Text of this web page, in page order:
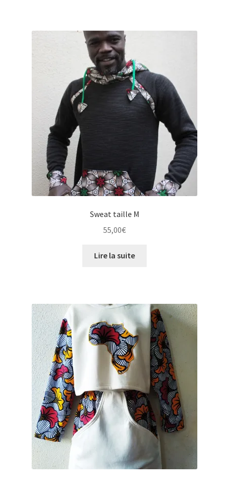
Sweat taille M
55,00€
Lire la suite